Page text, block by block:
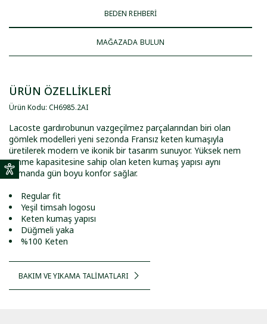
BEDEN REHBERİ
MAĞAZADA BULUN
ÜRÜN ÖZELLİKLERİ
Ürün Kodu: CH6985.2AI
Lacoste gardırobunun vazgeçilmez parçalarından biri olan
gömlek modelleri yeni sezonda Fransız keten kumaşıyla
üretilerek modern ve ikonik bir tasarım sunuyor. Yüksek nem
emme kapasitesine sahip olan keten kumaş yapısı aynı
zamanda gün boyu konfor sağlar.
Regular fit
Yeşil timsah logosu
Keten kumaş yapısı
Düğmeli yaka
%100 Keten
BAKIM VE YIKAMA TALİMATLARI